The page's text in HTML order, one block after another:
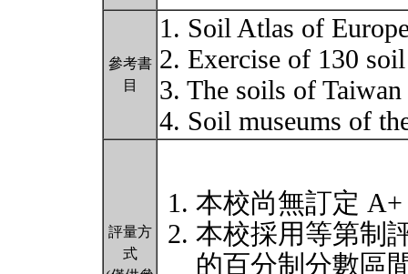
參考書
目
1. Soil Atlas of
2. Exercise of 130
3. The soils of
4. Soil museums of
評量方
式
本校尚無訂定
本校採用等第制
的百分制分數區